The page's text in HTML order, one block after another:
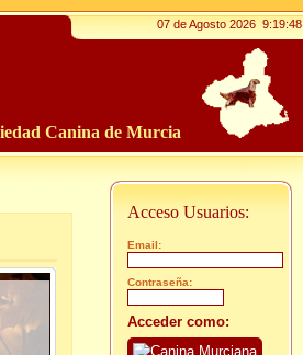
07 de Agosto 2026 9:19:50
Canina de Murcia
Acceso Usuarios:
Email:
Contraseña:
Acceder como: